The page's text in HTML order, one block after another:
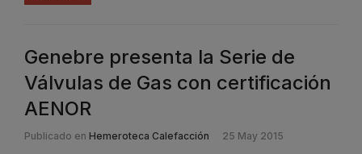
Genebre presenta la Serie de
Válvulas de Gas con certificación
AENOR
Publicado en Hemeroteca Calefacción 25 May 2015